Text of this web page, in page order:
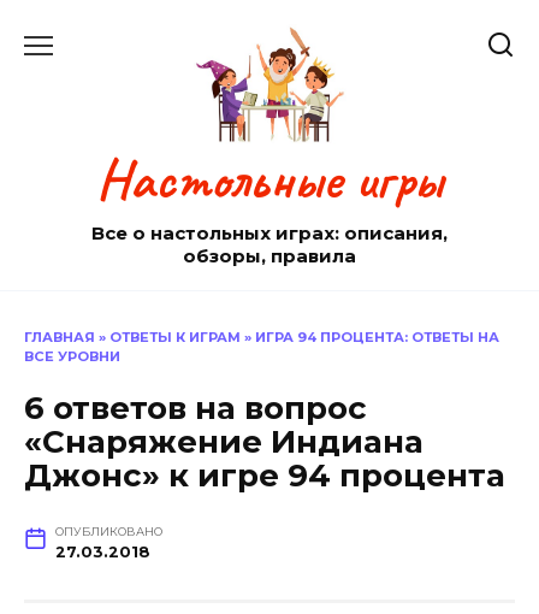
Настольные игры
Все о настольных играх: описания,
обзоры, правила
ГЛАВНАЯ » ОТВЕТЫ К ИГРАМ » ИГРА 94 ПРОЦЕНТА: ОТВЕТЫ НА
ВСЕ УРОВНИ
6 ответов на вопрос
«Снаряжение Индиана
Джонс» к игре 94 процента
ОПУБЛИКОВАНО
27.03.2018